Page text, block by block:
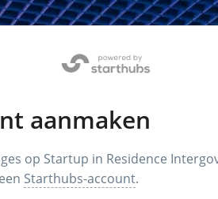
aanmaken
op Startup in Residence
Starthubs-account.